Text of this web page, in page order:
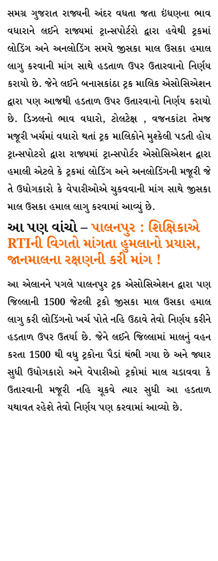
સમગ્ર ગુજરાત રાજ્યની અંદર વધતા જતા ઇંધણના ભાવ
વધારાને લઈને રાજ્યમાં ટ્રાન્સપોર્ટરો દ્વારા હવેથી ટ્રકમાં
લોડિંગ અને અનલોડિંગ સમયે જીસકા માલ ઉસકા હમાલ
લાગુ કરવાની માંગ સાથે હડતાળ ઉપર ઉતારવાનો નિર્ણય
કરાયો છે. જેને લઈને બનાસકાંઠા ટ્રક માલિક એસોસિએશન
દ્વારા પણ આજથી હડતાળ ઉપર ઉતારવાનો નિર્ણય કરાયો
છે. ડિઝલનો ભાવ વધારો, ટોલટેક્ષ , વજનકાંટા તેમજ
મજૂરી ખર્ચમાં વધારો થતાં ટ્રક માલિકોને મુશ્કેલી પડતી હોય
ટ્રાન્સપોટરો દ્વારા રાજ્યમાં ટ્રાન્સપોર્ટર એસોસિએશન દ્વારા
હમાલી એટલે કે ટ્રકમાં લોડિંગ અને અનલોડિંગની મજૂરી જે
તે ઉધોગકારો કે વેપારીઓએ ચુકવવાની માંગ સાથે જીસકા
માલ ઉસકા હમાલ લાગુ કરવામાં આવ્યું છે.
આ પણ વાંચો –પાલનપુર : શિક્ષિકાએ
RTIની વિગતો માંગતા હુમલાનો પ્રયાસ,
જાનમાલના રક્ષણની કરી માંગ !
આ એલાનને પગલે પાલનપુર ટ્રક એસોસિએશન દ્વારા પણ
જિલ્લાની 1500 જેટલી ટ્રકો જીસકા માલ ઉસકા હમાલ
લાગુ કરી લોડિંગનો ખર્ચ પોતે નહિ ઉઠાવે તેવો નિર્ણય કરીને
હડતાળ ઉપર ઉતર્યા છે. જેને લઈને જિલ્લામાં માલનું વહન
કરતા 1500 થી વધુ ટ્રકોના પૈડાં થંભી ગયા છે અને જ્યાર
સુધી ઉધોગકારો અને વેપારીઓ ટ્રકોમાં માલ ચડાવવા કે
ઉતારવાની મજૂરી નહિ ચૂકવે ત્યાર સુધી આ હડતાળ
યથાવત રહેશે તેવો નિર્ણય પણ કરવામાં આવ્યો છે.